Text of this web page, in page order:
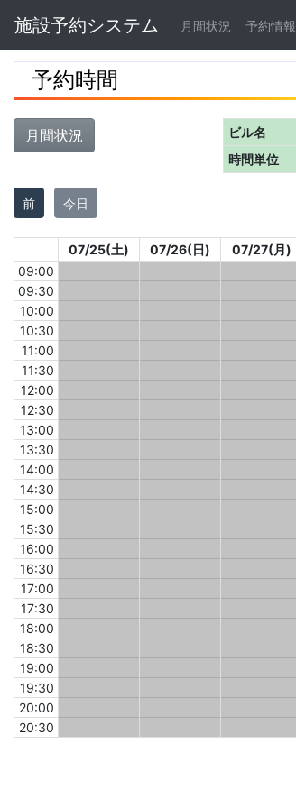
Navbar
施設予約システム 月間状況 予約情報
予約時間
月間状況 ビル名
時間単位
前 今日
07/25(土) 07/26(日) 07/27(月)
09:00
09:30
10:00
10:30
11:00
11:30
12:00
12:30
13:00
13:30
14:00
14:30
15:00
15:30
16:00
16:30
17:00
17:30
18:00
18:30
19:00
19:30
20:00
20:30